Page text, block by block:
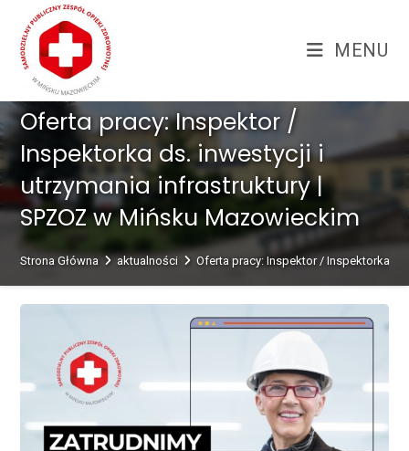
treści
content
MENU
Oferta pracy: Inspektor /
Inspektorka ds. inwestycji i
utrzymania infrastruktury |
SPZOZ w Mińsku Mazowieckim
Strona Główna aktualności Oferta pracy: Inspektor / Inspektorka